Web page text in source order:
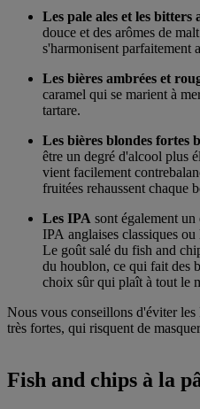
Les pale ales et les bitters
douce et des arômes de
s'harmonisent parfaitement
Les bières ambrées et
caramel qui se marient à
tartare.
Les bières blondes fortes
être un degré d'alcool plus
vient facilement
fruitées rehaussent chaque
Les IPA sont également
IPA anglaises classiques
Le goût salé du fish and
du houblon, ce qui fait des
choix sûr qui plaît à tout le
Nous vous conseillons d'éviter
très fortes, qui risquent de
Fish and chips à la